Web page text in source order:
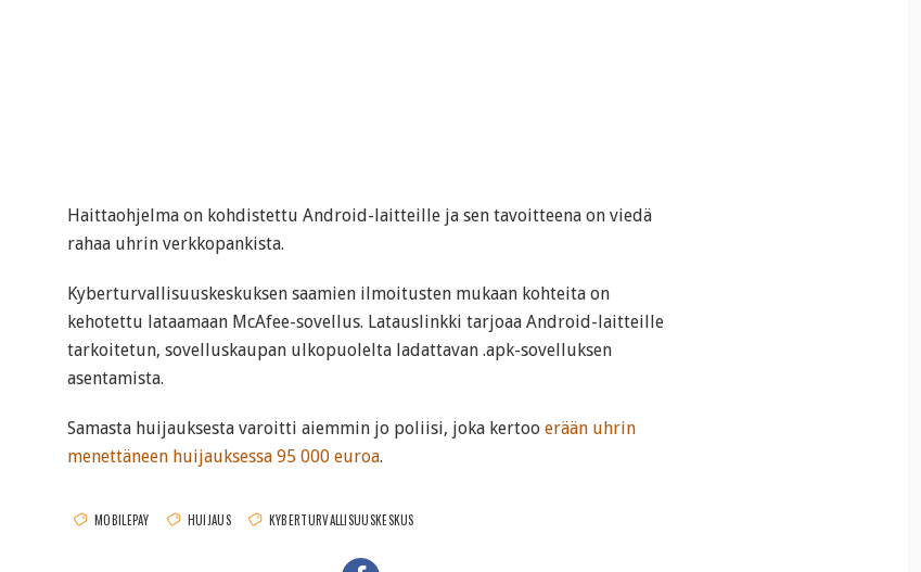
Haittaohjelma on kohdistettu Android-laitteille ja sen tavoitteena on viedä
rahaa uhrin verkkopankista.
Kyberturvallisuuskeskuksen saamien ilmoitusten mukaan kohteita on
kehotettu lataamaan McAfee-sovellus. Latauslinkki tarjoaa Android-laitteille
tarkoitetun, sovelluskaupan ulkopuolelta ladattavan .apk-sovelluksen
asentamista.
Samasta huijauksesta varoitti aiemmin jo poliisi, joka kertoo erään uhrin
menettäneen huijauksessa 95 000 euroa.
MOBILEPAY HUIJAUS KYBERTURVALLISUUSKESKUS